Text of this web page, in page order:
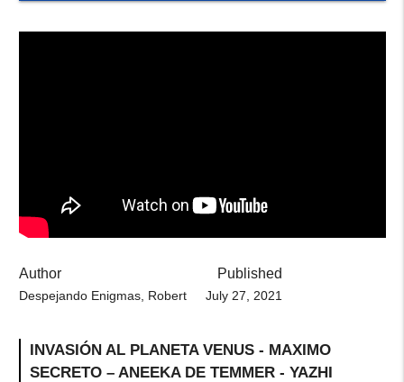
Author
Despejando Enigmas, Robert
Published
July 27, 2021
INVASIÓN AL PLANETA VENUS - MAXIMO
SECRETO – ANEEKA DE TEMMER - YAZHI